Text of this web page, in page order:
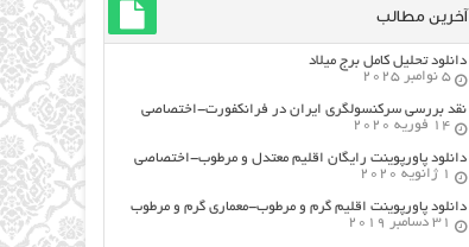
آخرین مطالب
دانلود تحلیل کامل برج میلاد
5 نوامبر 2025
نقد بررسی سرکنسولگری ایران در فرانکفورت-اختصاصی
14 فوریه 2020
دانلود پاورپوینت رایگان اقلیم معتدل و مرطوب-اختصاصی
1 ژانویه 2020
دانلود پاورپوینت اقلیم گرم و مرطوب-معماری گرم و مرطوب
31 دسامبر 2019